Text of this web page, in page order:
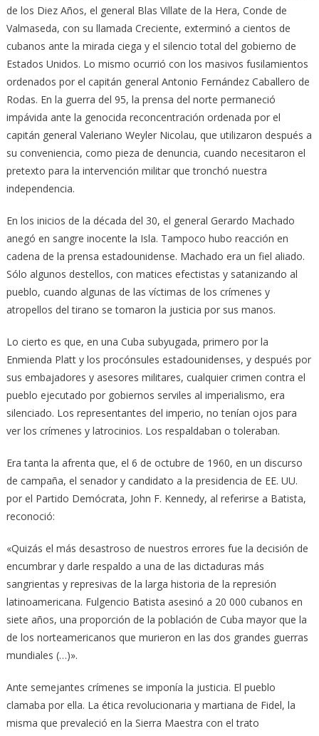
de los Diez Años, el general Blas Villate de la Hera, Conde de
Valmaseda, con su llamada Creciente, exterminó a cientos de
cubanos ante la mirada ciega y el silencio total del gobierno de
Estados Unidos. Lo mismo ocurrió con los masivos fusilamientos
ordenados por el capitán general Antonio Fernández Caballero de
Rodas. En la guerra del 95, la prensa del norte permaneció
impávida ante la genocida reconcentración ordenada por el
capitán general Valeriano Weyler Nicolau, que utilizaron después a
su conveniencia, como pieza de denuncia, cuando necesitaron el
pretexto para la intervención militar que tronchó nuestra
independencia.
En los inicios de la década del 30, el general Gerardo Machado
anegó en sangre inocente la Isla. Tampoco hubo reacción en
cadena de la prensa estadounidense. Machado era un fiel aliado.
Sólo algunos destellos, con matices efectistas y satanizando al
pueblo, cuando algunas de las víctimas de los crímenes y
atropellos del tirano se tomaron la justicia por sus manos.
Lo cierto es que, en una Cuba subyugada, primero por la
Enmienda Platt y los procónsules estadounidenses, y después por
sus embajadores y asesores militares, cualquier crimen contra el
pueblo ejecutado por gobiernos serviles al imperialismo, era
silenciado. Los representantes del imperio, no tenían ojos para
ver los crímenes y latrocinios. Los respaldaban o toleraban.
Era tanta la afrenta que, el 6 de octubre de 1960, en un discurso
de campaña, el senador y candidato a la presidencia de EE. UU.
por el Partido Demócrata, John F. Kennedy, al referirse a Batista,
reconoció:
«Quizás el más desastroso de nuestros errores fue la decisión de
encumbrar y darle respaldo a una de las dictaduras más
sangrientas y represivas de la larga historia de la represión
latinoamericana. Fulgencio Batista asesinó a 20 000 cubanos en
siete años, una proporción de la población de Cuba mayor que la
de los norteamericanos que murieron en las dos grandes guerras
mundiales (…)».
Ante semejantes crímenes se imponía la justicia. El pueblo
clamaba por ella. La ética revolucionaria y martiana de Fidel, la
misma que prevaleció en la Sierra Maestra con el trato